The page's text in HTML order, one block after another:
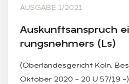
AUSGABE 1/2021
Aus­kunfts­an­spruch
rungs­neh­mers (Ls)
(Oberlandesgericht Köln,
Oktober 2020 – 20 U 57/19